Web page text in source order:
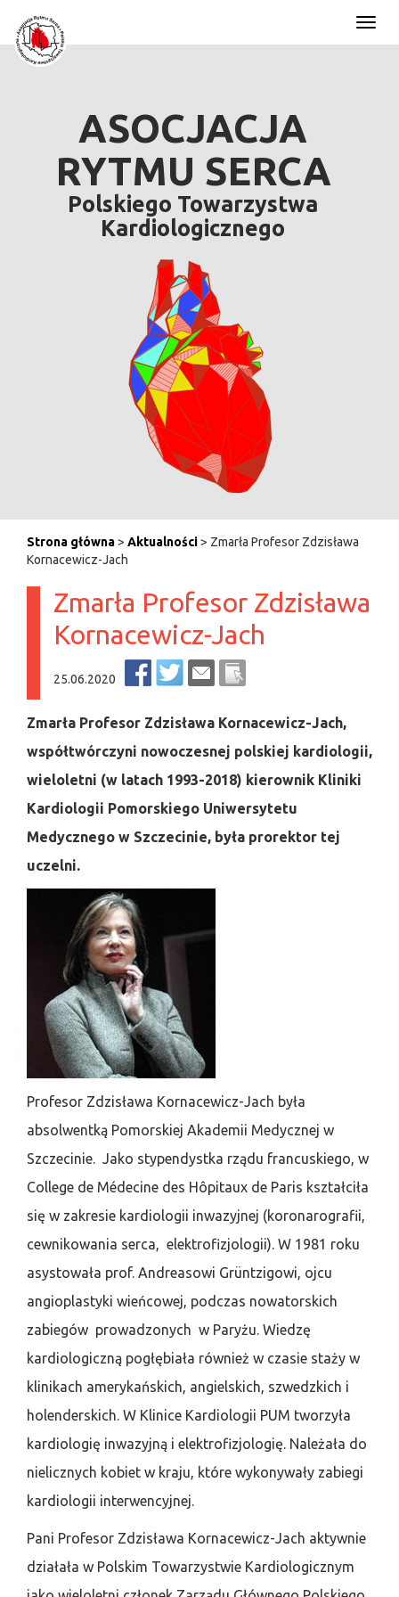
ASOCJACJA
RYTMU SERCA
Polskiego Towarzystwa
Kardiologicznego
Strona główna> Aktualności> Zmarła Profesor Zdzisława
Kornacewicz-Jach
Zmarła Profesor Zdzisława
Kornacewicz-Jach
25.06.2020
Zmarła Profesor Zdzisława Kornacewicz-Jach,
współtwórczyni nowoczesnej polskiej kardiologii,
wieloletni (w latach 1993-2018) kierownik Kliniki
Kardiologii Pomorskiego Uniwersytetu
Medycznego w Szczecinie, była prorektor tej
uczelni.
Profesor Zdzisława Kornacewicz-Jach była
absolwentką Pomorskiej Akademii Medycznej w
Szczecinie. Jako stypendystka rządu francuskiego, w
College de Médecine des Hôpitaux de Paris kształciła
się w zakresie kardiologii inwazyjnej (koronarografii,
cewnikowania serca, elektrofizjologii). W 1981 roku
asystowała prof. Andreasowi Grüntzigowi, ojcu
angioplastyki wieńcowej, podczas nowatorskich
zabiegów prowadzonych w Paryżu. Wiedzę
kardiologiczną pogłębiała również w czasie staży w
klinikach amerykańskich, angielskich, szwedzkich i
holenderskich. W Klinice Kardiologii PUM tworzyła
kardiologię inwazyjną i elektrofizjologię. Należała do
nielicznych kobiet w kraju, które wykonywały zabiegi
kardiologii interwencyjnej.
Pani Profesor Zdzisława Kornacewicz-Jach aktywnie
działała w Polskim Towarzystwie Kardiologicznym